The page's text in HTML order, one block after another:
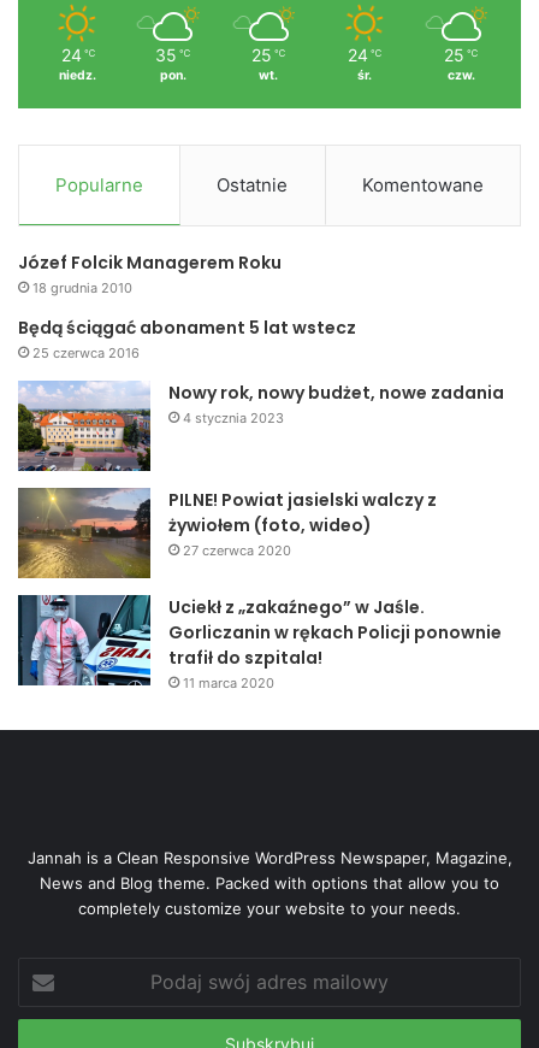
24 ℃
niedz.
35 ℃
pon.
25 ℃
wt.
24 ℃
śr.
25 ℃
czw.
Popularne Ostatnie Komentowane
Józef Folcik Managerem Roku
18 grudnia 2010
Będą ściągać abonament 5 lat wstecz
25 czerwca 2016
Nowy rok, nowy budżet, nowe zadania
4 stycznia 2023
PILNE! Powiat jasielski walczy z
żywiołem (foto, wideo)
27 czerwca 2020
Uciekł z „zakaźnego” w Jaśle.
Gorliczanin w rękach Policji ponownie
trafił do szpitala!
11 marca 2020
Jannah is a Clean Responsive WordPress Newspaper, Magazine,
News and Blog theme. Packed with options that allow you to
completely customize your website to your needs.
Podaj
swój
adres